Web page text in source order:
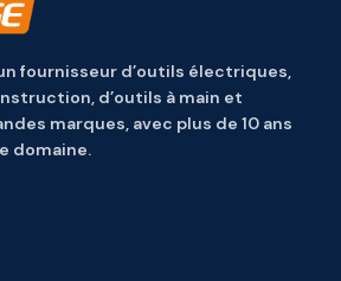
fournisseur d’outils électriques,
d’outils à main et
marques, avec plus de 10 ans
domaine.